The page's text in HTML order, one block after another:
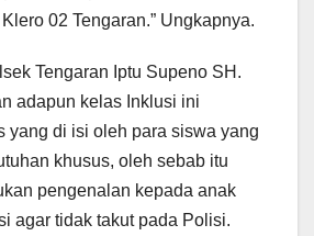
02 Tengaran.” Ungkapnya.
Tengaran Iptu Supeno SH.
adapun kelas Inklusi ini
yang di isi oleh para siswa yang
khusus, oleh sebab itu
pengenalan kepada anak
agar tidak takut pada Polisi.